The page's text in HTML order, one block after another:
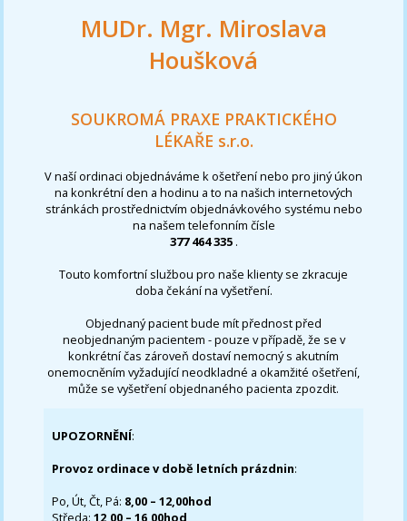
MUDr. Mgr. Miroslava
Houšková
SOUKROMÁ PRAXE PRAKTICKÉHO
LÉKAŘE s.r.o.
V naší ordinaci objednáváme k ošetření nebo pro jiný úkon
na konkrétní den a hodinu a to na našich internetových
stránkách prostřednictvím objednávkového systému nebo
na našem telefonním čísle
377 464 335 .
Touto komfortní službou pro naše klienty se zkracuje
doba čekání na vyšetření.
Objednaný pacient bude mít přednost před
neobjednaným pacientem - pouze v případě, že se v
konkrétní čas zároveň dostaví nemocný s akutním
onemocněním vyžadující neodkladné a okamžité ošetření,
může se vyšetření objednaného pacienta zpozdit.
UPOZORNĚNÍ:
Provoz ordinace v době letních prázdnin:
Po, Út, Čt, Pá: 8,00 – 12,00hod
Středa:12,00 – 16,00hod